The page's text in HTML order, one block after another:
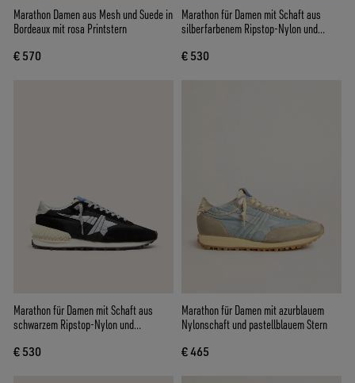
Marathon Damen aus Mesh und Suede in
Bordeaux mit rosa Printstern
€ 570
Marathon für Damen mit Schaft aus
silberfarbenem Ripstop-Nylon und
€ 530
Marathon für Damen mit Schaft aus
schwarzem Ripstop-Nylon und
€ 530
Marathon für Damen mit azurblauem
Nylonschaft und pastellblauem Stern
€ 465